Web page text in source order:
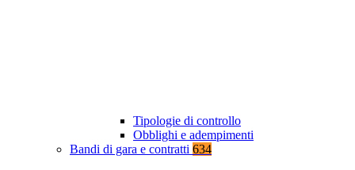
Tipologie di controllo
Obblighi e adempimenti
Bandi di gara e contratti 634